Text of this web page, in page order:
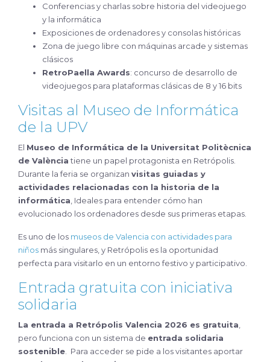
Conferencias y charlas sobre historia del videojuego
y la informática
Exposiciones de ordenadores y consolas históricas
Zona de juego libre con máquinas arcade y sistemas
clásicos
RetroPaella Awards: concurso de desarrollo de
videojuegos para plataformas clásicas de 8 y 16 bits
Visitas al Museo de Informática
de la UPV
El Museo de Informática de la Universitat Politècnica
de Valènciatiene un papel protagonista en Retrópolis.
Durante la feria se organizan visitas guiadas y
actividades relacionadas con la historia de la
informática , Ideales para entender cómo han
evolucionado los ordenadores desde sus primeras etapas.
Es uno de los museos de Valencia con actividades para
niños más singulares, y Retrópolis es la oportunidad
perfecta para visitarlo en un entorno festivo y participativo.
Entrada gratuita con iniciativa
solidaria
La entrada a Retrópolis Valencia 2026 es gratuita
pero funciona con un sistema de entrada solidaria
sostenible . Para acceder se pide a los visitantes aportar